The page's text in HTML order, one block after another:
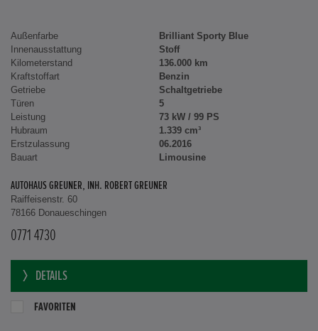
Außenfarbe
Brilliant Sporty Blue
Innenausstattung
Stoff
Kilometerstand
136.000 km
Kraftstoffart
Benzin
Getriebe
Schaltgetriebe
Türen
5
Leistung
73 kW / 99 PS
Hubraum
1.339 cm³
Erstzulassung
06.2016
Bauart
Limousine
AUTOHAUS GREUNER, INH. ROBERT GREUNER
Raiffeisenstr. 60
78166 Donaueschingen
0771 4730
DETAILS
FAVORITEN